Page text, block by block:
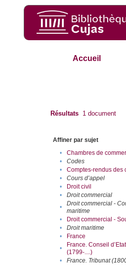
Accueil
Résultats 1 document
Affiner par sujet
•
Chambres de
•
Codes
•
Comptes-rendus des
•
Cours d’appel
•
Droit civil
•
Droit commercial
•
Droit commercial -
maritime
• Droit commercial -
•
Droit maritime
•
France
•
France. Conseil d’Etat
(1799-....)
• France. Tribunat